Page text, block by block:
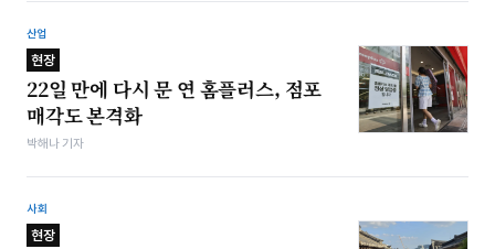
산업
현장
22일 만에 다시 문 연 홈플러스, 점포
매각도 본격화
박해나 기자
사회
현장